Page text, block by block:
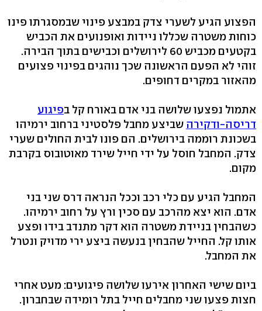
הפצוע הגיע לשערי צדק במבצע פינוי שבמסגרתו פינו
כוחות משטרה שכללו ניידות ואופנועים את הכביש
בקטעים מכביש 60 לירושלים וכבישים בתוך הבירה.
זוהי לא הפעם הראשונה שכך נוהגים בפינוי פצועים
מהאזור במקרים דחופים.
אתמול נפצעו שלושה בני אדם באורח קל בפיגוע
דריסה-ודקירה שביצע מחבל פלסטיני ברחוב ירמיהו
בשכונת רוממה בירושלים. הם פונו לבית החולים שערי
צדק. המחבל חוסל על ידי חייל שירד מאוטובוס בקרבת
מקום.
המחבל הגיע עם כלי רכב וככל הנראה דרס שני בני
אדם. הוא יצא מהרכב עם סכין ורץ על רחוב ירמיהו.
כשהבחין בניידת משטרה הוא דקר מתנדב בידו ופצע
אותו קל. החייל שהבחין בנעשה ביצע ירי מדויק ונטרל
את המחבל.
ביום שישי האחרון אירעו שלושה פיגועים: מעט אחרי
חצות פצעו שני מחבלים חייל בתל רומידה שבחברון.